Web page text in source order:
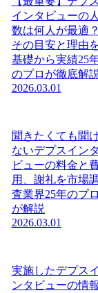
インタビューの人
数は何人が最適？
その目安と理由
基礎から実績25
のプロが徹底解
2026.03.01
聞きたくても聞
ないデプスインタ
ビューの料金と
用、謝礼を市場調
査業界25年のプロ
が解説
2026.03.01
実施したデプスイ
ンタビューの情報